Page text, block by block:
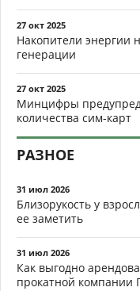
27 окт 2025
Накопители энергии
генерации
27 окт 2025
Минцифры
количества сим-карт
РАЗНОЕ
31 июл 2026
Близорукость у
ее заметить
31 июл 2026
Как выгодно
прокатной компании